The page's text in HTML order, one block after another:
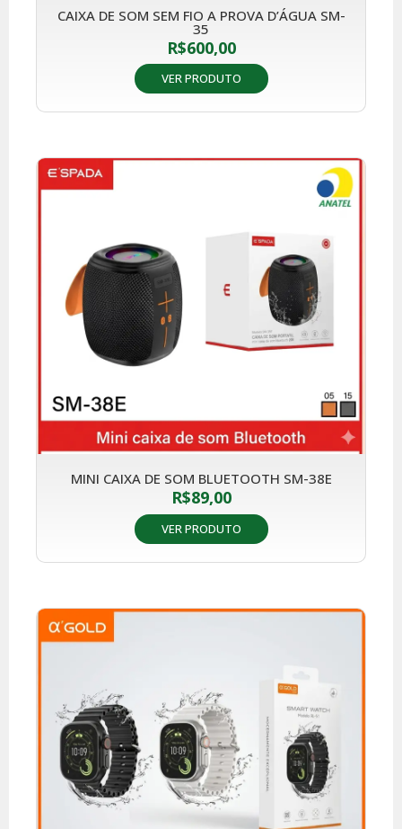
CAIXA DE SOM SEM FIO A PROVA D’ÁGUA SM-
35
R$600,00
VER PRODUTO
MINI CAIXA DE SOM BLUETOOTH SM-38E
R$89,00
VER PRODUTO